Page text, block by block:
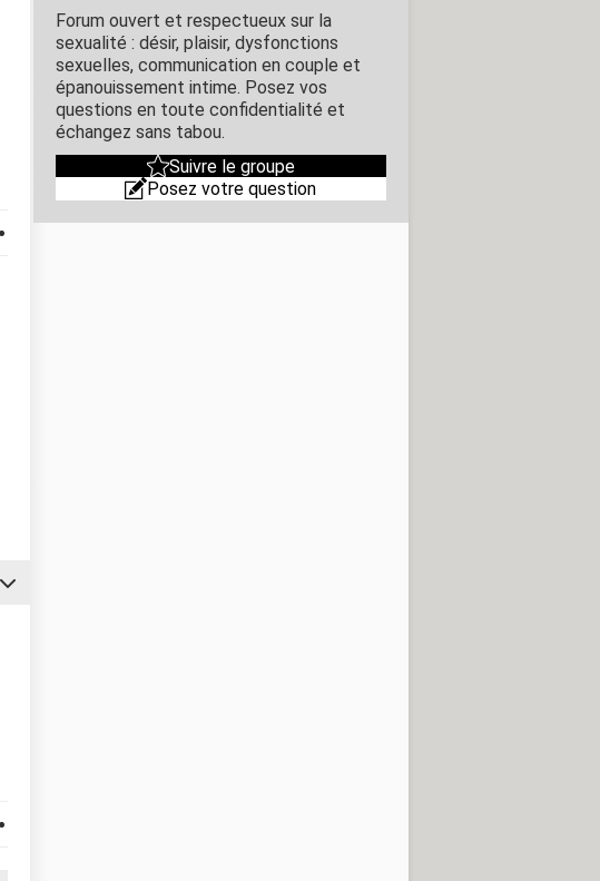
Forum ouvert et respectueux sur la
sexualité : désir, plaisir, dysfonctions
sexuelles, communication en couple et
épanouissement intime. Posez vos
questions en toute confidentialité et
échangez sans tabou.
Suivre le groupe
Posez votre question